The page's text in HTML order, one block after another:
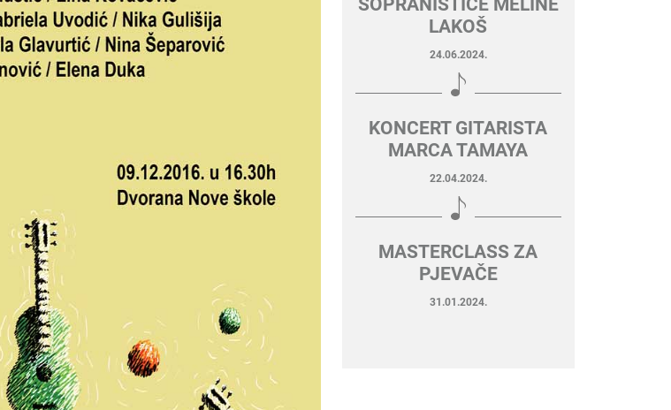
SOPRANISTICE MELINE
LAKOŠ
24.06.2024.
KONCERT GITARISTA
MARCA TAMAYA
22.04.2024.
MASTERCLASS ZA
PJEVAČE
31.01.2024.